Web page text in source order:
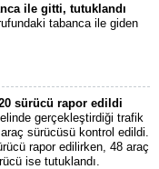
ile gitti, tutuklandı
tabanca ile giden
sürücü rapor edildi
gerçekleştirdiği trafik
sürücüsü kontrol edildi.
rapor edilirken, 48 araç
ise tutuklandı.